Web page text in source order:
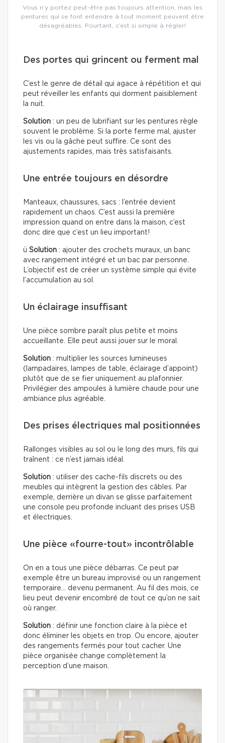
Vous n’y portez peut-être pas toujours attention, mais les
pentures qui se font entendre à tout moment peuvent être
désagréables. Pourtant, c’est si simple à régler!
Des portes qui grincent ou ferment mal
C’est le genre de détail qui agace à répétition et qui
peut réveiller les enfants qui dorment paisiblement
la nuit.
Solution : un peu de lubrifiant sur les pentures règle
souvent le problème. Si la porte ferme mal, ajuster
les vis ou la gâche peut suffire. Ce sont des
ajustements rapides, mais très satisfaisants.
Une entrée toujours en désordre
Manteaux, chaussures, sacs : l’entrée devient
rapidement un chaos. C’est aussi la première
impression quand on entre dans la maison, c’est
donc dire que c’est un lieu important!
ü Solution : ajouter des crochets muraux, un banc
avec rangement intégré et un bac par personne.
L’objectif est de créer un système simple qui évite
l’accumulation au sol.
Un éclairage insuffisant
Une pièce sombre paraît plus petite et moins
accueillante. Elle peut aussi jouer sur le moral.
Solution : multiplier les sources lumineuses
(lampadaires, lampes de table, éclairage d’appoint)
plutôt que de se fier uniquement au plafonnier.
Privilégier des ampoules à lumière chaude pour une
ambiance plus agréable.
Des prises électriques mal positionnées
Rallonges visibles au sol ou le long des murs, fils qui
traînent : ce n’est jamais idéal.
Solution : utiliser des cache-fils discrets ou des
meubles qui intègrent la gestion des câbles. Par
exemple, derrière un divan se glisse parfaitement
une console peu profonde incluant des prises USB
et électriques.
Une pièce «fourre-tout» incontrôlable
On en a tous une pièce débarras. Ce peut par
exemple être un bureau improvisé ou un rangement
temporaire… devenu permanent. Au fil des mois, ce
lieu peut devenir encombré de tout ce qu’on ne sait
où ranger.
Solution : définir une fonction claire à la pièce et
donc éliminer les objets en trop. Ou encore, ajouter
des rangements fermés pour tout cacher. Une
pièce organisée change complètement la
perception d’une maison.